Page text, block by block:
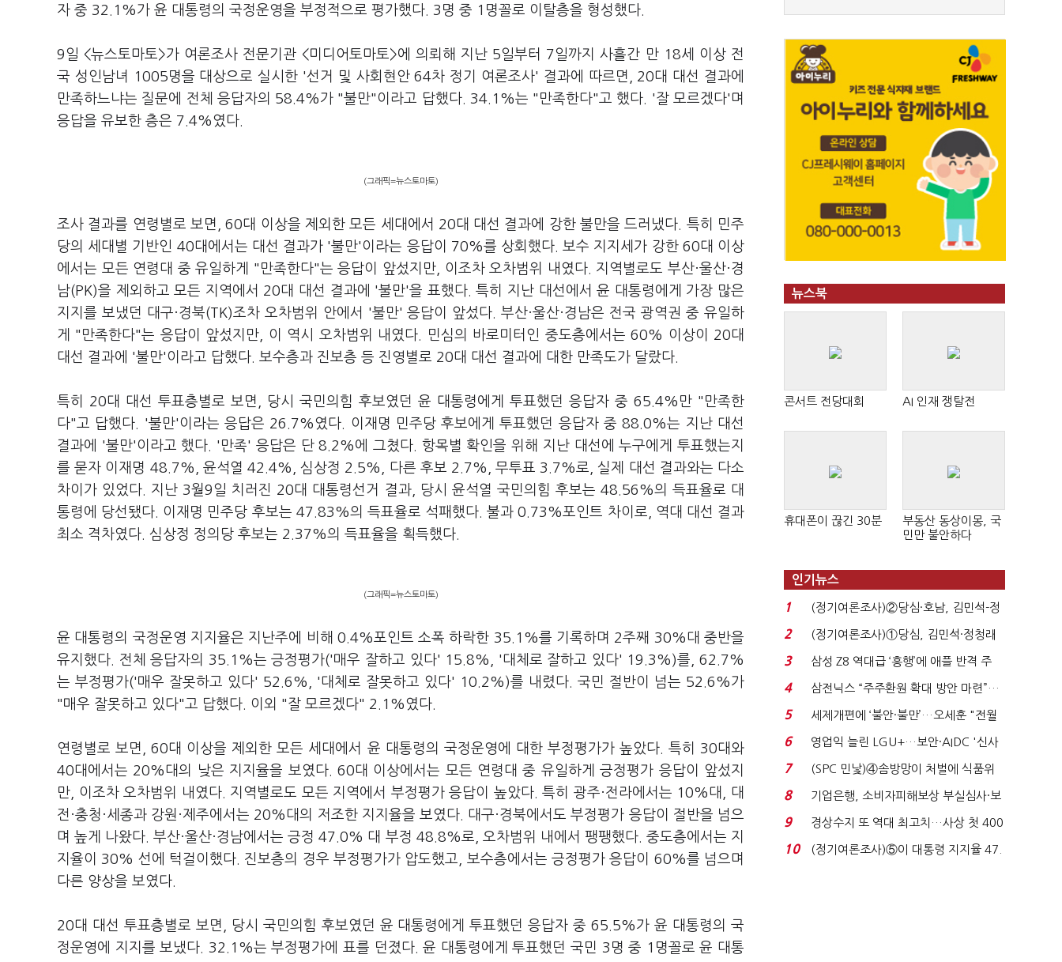
자 중 32.1%가 윤 대통령의 국정운영을 부정적으로 평가했다. 3명 중 1명꼴로 이탈층을 형성했다.
9일 <뉴스토마토>가 여론조사 전문기관 <미디어토마토>에 의뢰해 지난 5일부터 7일까지 사흘간 만 18세 이상 전
국 성인남녀 1005명을 대상으로 실시한 '선거 및 사회현안 64차 정기 여론조사' 결과에 따르면, 20대 대선 결과에
만족하느냐는 질문에 전체 응답자의 58.4%가 "불만"이라고 답했다. 34.1%는 "만족한다"고 했다. '잘 모르겠다'며
응답을 유보한 층은 7.4%였다.
(그래픽=뉴스토마토)
조사 결과를 연령별로 보면, 60대 이상을 제외한 모든 세대에서 20대 대선 결과에 강한 불만을 드러냈다. 특히 민주
당의 세대별 기반인 40대에서는 대선 결과가 '불만'이라는 응답이 70%를 상회했다. 보수 지지세가 강한 60대 이상
에서는 모든 연령대 중 유일하게 "만족한다"는 응답이 앞섰지만, 이조차 오차범위 내였다. 지역별로도 부산·울산·경
남(PK)을 제외하고 모든 지역에서 20대 대선 결과에 '불만'을 표했다. 특히 지난 대선에서 윤 대통령에게 가장 많은
지지를 보냈던 대구·경북(TK)조차 오차범위 안에서 '불만' 응답이 앞섰다. 부산·울산·경남은 전국 광역권 중 유일하
게 "만족한다"는 응답이 앞섰지만, 이 역시 오차범위 내였다. 민심의 바로미터인 중도층에서는 60% 이상이 20대
대선 결과에 '불만'이라고 답했다. 보수층과 진보층 등 진영별로 20대 대선 결과에 대한 만족도가 달랐다.
특히 20대 대선 투표층별로 보면, 당시 국민의힘 후보였던 윤 대통령에게 투표했던 응답자 중 65.4%만 "만족한
다"고 답했다. '불만'이라는 응답은 26.7%였다. 이재명 민주당 후보에게 투표했던 응답자 중 88.0%는 지난 대선
결과에 '불만'이라고 했다. '만족' 응답은 단 8.2%에 그쳤다. 항목별 확인을 위해 지난 대선에 누구에게 투표했는지
를 묻자 이재명 48.7%, 윤석열 42.4%, 심상정 2.5%, 다른 후보 2.7%, 무투표 3.7%로, 실제 대선 결과와는 다소
차이가 있었다. 지난 3월9일 치러진 20대 대통령선거 결과, 당시 윤석열 국민의힘 후보는 48.56%의 득표율로 대
통령에 당선됐다. 이재명 민주당 후보는 47.83%의 득표율로 석패했다. 불과 0.73%포인트 차이로, 역대 대선 결과
최소 격차였다. 심상정 정의당 후보는 2.37%의 득표율을 획득했다.
(그래픽=뉴스토마토)
윤 대통령의 국정운영 지지율은 지난주에 비해 0.4%포인트 소폭 하락한 35.1%를 기록하며 2주째 30%대 중반을
유지했다. 전체 응답자의 35.1%는 긍정평가('매우 잘하고 있다' 15.8%, '대체로 잘하고 있다' 19.3%)를, 62.7%
는 부정평가('매우 잘못하고 있다' 52.6%, '대체로 잘못하고 있다' 10.2%)를 내렸다. 국민 절반이 넘는 52.6%가
"매우 잘못하고 있다"고 답했다. 이외 "잘 모르겠다" 2.1%였다.
연령별로 보면, 60대 이상을 제외한 모든 세대에서 윤 대통령의 국정운영에 대한 부정평가가 높았다. 특히 30대와
40대에서는 20%대의 낮은 지지율을 보였다. 60대 이상에서는 모든 연령대 중 유일하게 긍정평가 응답이 앞섰지
만, 이조차 오차범위 내였다. 지역별로도 모든 지역에서 부정평가 응답이 높았다. 특히 광주·전라에서는 10%대, 대
전·충청·세종과 강원·제주에서는 20%대의 저조한 지지율을 보였다. 대구·경북에서도 부정평가 응답이 절반을 넘으
며 높게 나왔다. 부산·울산·경남에서는 긍정 47.0% 대 부정 48.8%로, 오차범위 내에서 팽팽했다. 중도층에서는 지
지율이 30% 선에 턱걸이했다. 진보층의 경우 부정평가가 압도했고, 보수층에서는 긍정평가 응답이 60%를 넘으며
다른 양상을 보였다.
20대 대선 투표층별로 보면, 당시 국민의힘 후보였던 윤 대통령에게 투표했던 응답자 중 65.5%가 윤 대통령의 국
정운영에 지지를 보냈다. 32.1%는 부정평가에 표를 던졌다. 윤 대통령에게 투표했던 국민 3명 중 1명꼴로 윤 대통
뉴스북
콘서트 전당대회 AI 인재 쟁탈전
휴대폰이 끊긴 30분
부동산 동상이몽, 국
민만 불안하다
인기뉴스
1
(정기여론조사)②당심·호남, 김민석-정
청래 '초접전'...
2
(정기여론조사)①당심, 김민석·정청래
'초접전'…대통령 ...
3
삼성 Z8 역대급 ‘흥행’에 애플 반격 주
목…9월 ‘폴...
4
삼전닉스 “주주환원 확대 방안 마련”…
로이터에 성명...
5
세제개편에 ‘불안·불만’…오세훈 "전월
세 구하기 더 ...
6
영업익 늘린 LGU+…보안·AIDC '신사
업 드라이브'...
7
(SPC 민낯)④솜방망이 처벌에 식품위
생법 위반 반복...
8
기업은행, 소비자피해보상 부실심사·보
이스피싱 공시 ...
9
경상수지 또 역대 최고치…사상 첫 400
억달러에 '3% 성...
10
(정기여론조사)⑤이 대통령 지지율 47.